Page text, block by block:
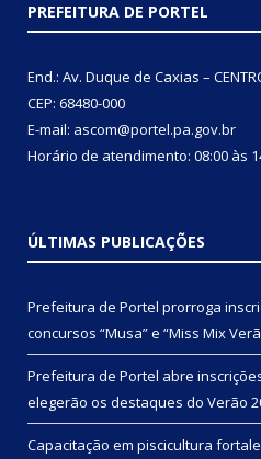
PREFEITURA DE PORTEL
End.: Av. Duque de Caxias –
CEP: 68480-000
E-mail: ascom@portel.pa.gov.br
Horário de atendimento: 08:00 às
ÚLTIMAS PUBLICAÇÕES
Prefeitura de Portel prorroga
concursos “Musa” e “Miss Mix
Prefeitura de Portel abre
elegerão os destaques do Verão
Capacitação em piscicultura